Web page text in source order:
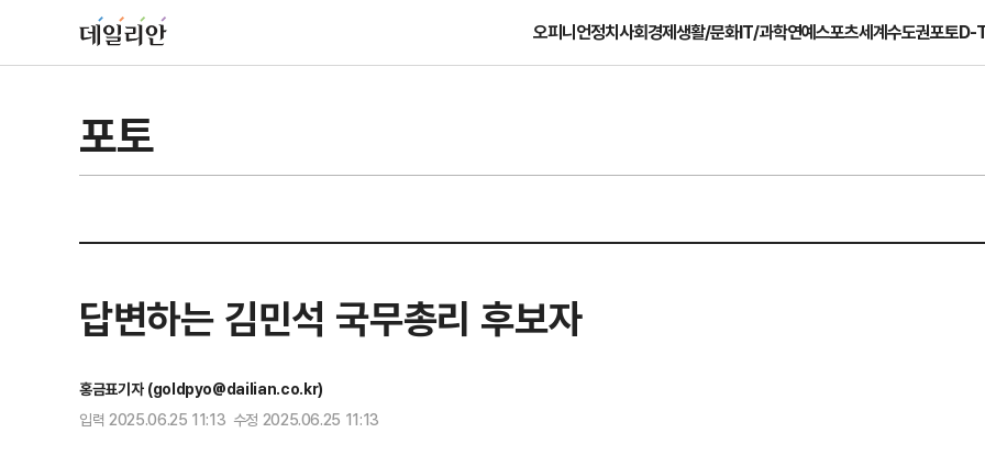
오피니언정치사회경제생활/문화IT/과학연예스포츠세계수도권포토D-
포토
답변하는 김민석 국무총리 후보자
홍금표기자 (goldpyo@dailian.co.kr)
입력 2025.06.25 11:13 수정 2025.06.25 11:13